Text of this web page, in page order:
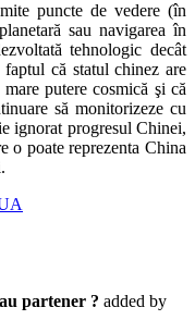
puncte de vedere (în
sau navigarea în
tehnologic decât
că statul chinez are
putere cosmică şi că
să monitorizeze cu
ignorat progresul Chinei,
o poate reprezenta China
partener ? added by